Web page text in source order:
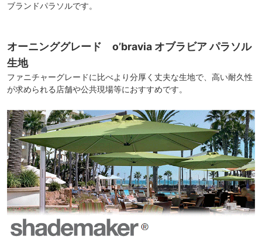
ブランドパラソルです。
オーニンググレード o’bravia オブラビア パラソル
生地
ファニチャーグレードに比べより分厚く丈夫な生地で、高い耐久性
が求められる店舗や公共現場等におすすめです。